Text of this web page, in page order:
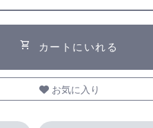
shopping_cart カートにいれる
お気に入り